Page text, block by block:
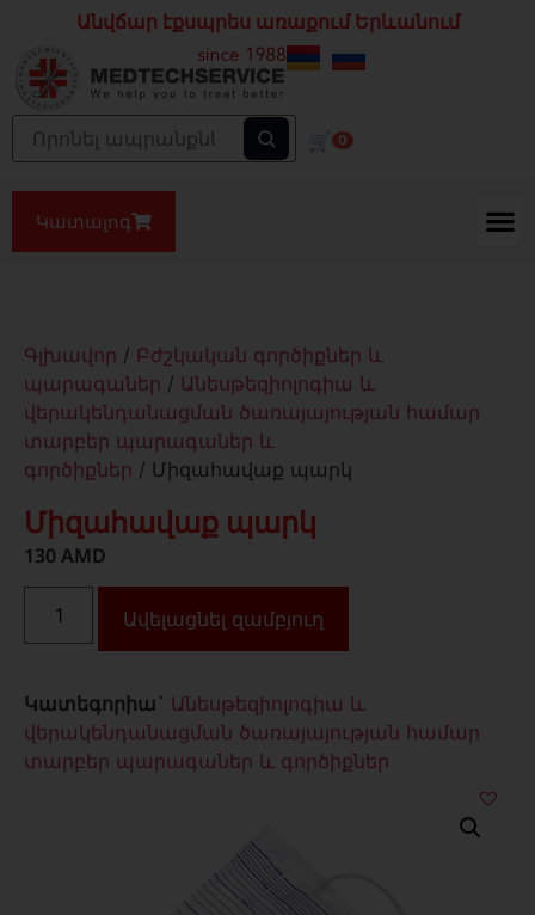
Անվճար էքսպրես առաքում Երևանում
🛒 0
Կատալոգ
Գլխավոր / Բժշկական գործիքներ և
պարագաներ / Անեսթեզիոլոգիա և
վերակենդանացման ծառայայության համար
տարբեր պարագաներ և
գործիքներ / Միզահավաք պարկ
Միզահավաք պարկ
130 AMD
Ավելացնել զամբյուղ
Կատեգորիա` Անեսթեզիոլոգիա և
վերակենդանացման ծառայայության համար
տարբեր պարագաներ և գործիքներ